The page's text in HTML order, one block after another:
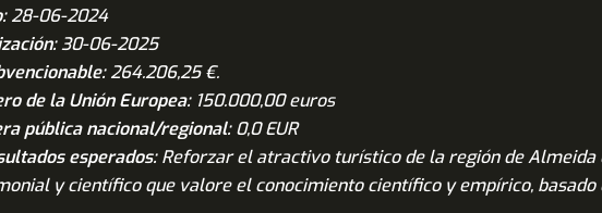
CONTACTOS
EXPERIENCIAS
RESERVAS
28-06-2024
30-06-2025
264.206,25 €.
de la Unión Europea:150.000,00 euros
pública nacional/regional:0,0 EUR
esperados:Reforzar el atractivo turístico de la región de
y científico que valore el conocimiento científico y empírico,